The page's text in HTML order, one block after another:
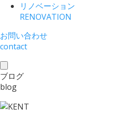
リノベーション
RENOVATION
お問い合わせ
contact
toggle
navigation
ブログ
blog